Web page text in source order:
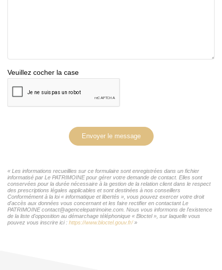
Veuillez cocher la case
Envoyer le message
« Les informations recueillies sur ce formulaire sont enregistrées dans un fichier
informatisé par Le PATRIMOINE pour gérer votre demande de contact. Elles sont
conservées pour la durée nécessaire à la gestion de la relation client dans le respect
des prescriptions légales applicables et sont destinées à nos conseillers
Conformément à la loi « informatique et libertés », vous pouvez exercer votre droit
d'accès aux données vous concernant et les faire rectifier en contactant Le
PATRIMOINE contact@agencelepatrimoine.com. Nous vous informons de l'existence
de la liste d'opposition au démarchage téléphonique « Bloctel », sur laquelle vous
pouvez vous inscrire ici : https://www.bloctel.gouv.fr/»